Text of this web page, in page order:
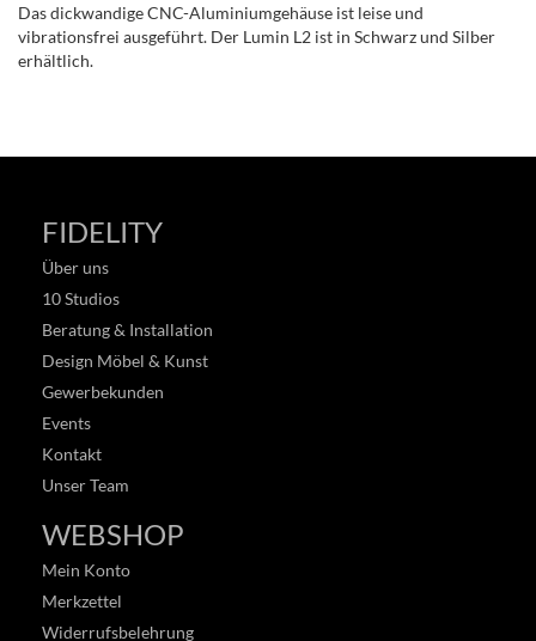
Das dickwandige CNC-Aluminiumgehäuse ist leise und
vibrationsfrei ausgeführt. Der Lumin L2 ist in Schwarz und Silber
erhältlich.
FIDELITY
Über uns
10 Studios
Beratung & Installation
Design Möbel & Kunst
Gewerbekunden
Events
Kontakt
Unser Team
WEBSHOP
Mein Konto
Merkzettel
Widerrufsbelehrung